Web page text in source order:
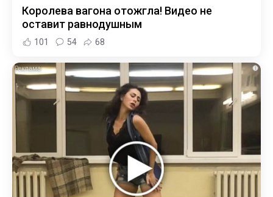
Королева вагона отожгла! Видео не
оставит равнодушным
101 54 68
i